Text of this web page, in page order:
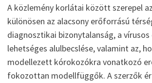
A közlemény korlátai között szerepel
különösen az alacsony erőforrású
diagnosztikai bizonytalanság, a vírusos
lehetséges alulbecslése, valamint az,
modellezett kórokozókra vonatkozó
fokozottan modellfüggők. A szerzők